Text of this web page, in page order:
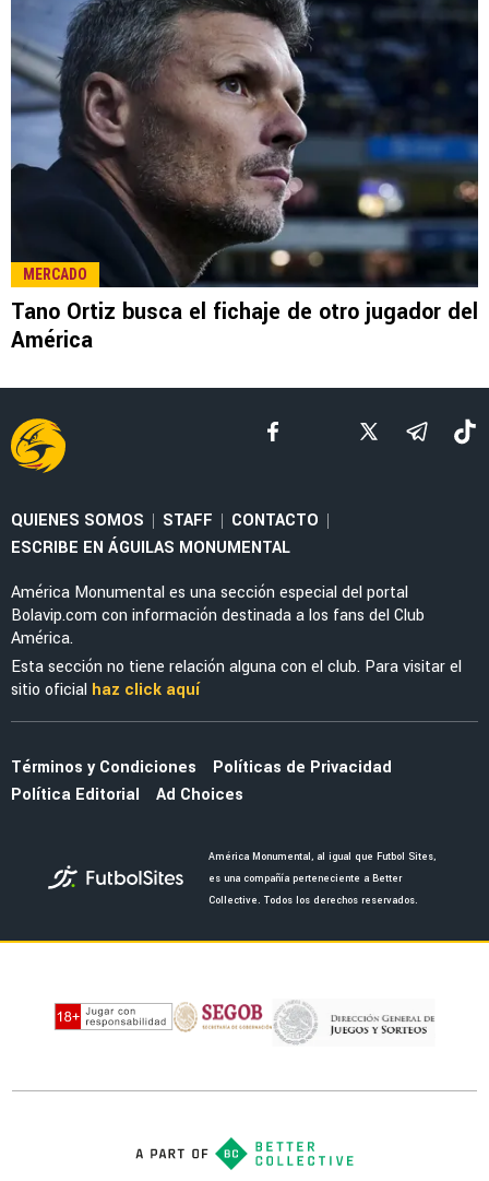
LEE TAMBIÉN
NOTICIAS
Noticias de América HOY, 14 de junio
Se fue del América sin jugar ni despedirse:
baja confirmada